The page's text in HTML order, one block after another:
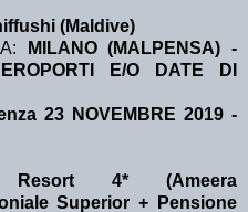
(Maldive)
MILANO (MALPENSA) -
E/O DATE DI
23 NOVEMBRE 2019 -
Resort 4* (Ameera
Superior + Pensione